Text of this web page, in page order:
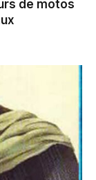
de motos